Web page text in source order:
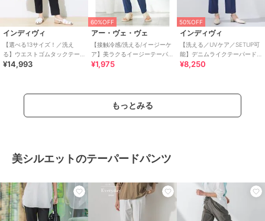
インディヴィ
【選べる13サイズ！／洗え
る】ウエストゴムタックテー
パード褒められパンツ
¥14,993
60%OFF
アー・ヴェ・ヴェ
【接触冷感/洗える/イージーケ
ア】美ラクるイージーテーパ
ードパンツ
¥1,975
50%OFF
インディヴィ
【洗える／UVケア／SETUP可
能】デニムライクテーパード
パンツ
¥8,250
もっとみる
美シルエットのテーパードパンツ